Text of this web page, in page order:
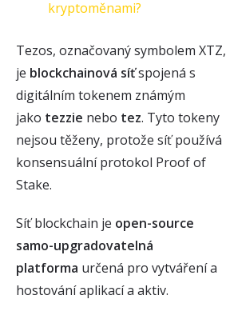
kryptoměnami?
Tezos, označovaný symbolem XTZ,
je blockchainová síťspojená s
digitálním tokenem známým
jako tezzie nebo tez. Tyto tokeny
nejsou těženy, protože síť používá
konsensuální protokol Proof of
Stake.
Síť blockchain je open-source
samo-upgradovatelná
platforma určená pro vytváření a
hostování aplikací a aktiv.